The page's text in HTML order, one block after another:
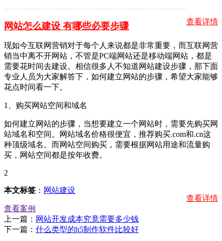
查看详情
网站怎么建设 有哪些必要步骤
现如今互联网营销对于每个人来说都是非常重要，而互联网营
销当中离不开网站，不管是PC端网站还是移动端网站，都是
需要花时间去建设。相信很多人不知道网站建设步骤，那下面
专业人员为大家解答下，如何建立网站的步骤，希望大家能够
花点时间看一下。
1、购买网站空间和域名
如何建立网站的步骤，当想要建立一个网站时，需要先购买网
站域名和空间。网站域名价格很便宜，推荐购买.com和.cn这
种顶级域名。而网站空间购买，需要根据网站用途和流量购
买，网站空间都是按年收费。
2
查看详情
本文标签 ： 网站建设
查看案例
上一篇： 网站开发成本究竟需要多少钱
下一篇： 什么类型的h5制作软件比较好